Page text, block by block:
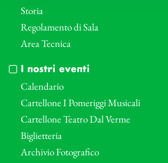
Storia
Regolamento di Sala
Area Tecnica
I nostri eventi
Calendario
Cartellone I Pomeriggi Musicali
Cartellone Teatro Dal Verme
Biglietteria
Archivio Fotografico